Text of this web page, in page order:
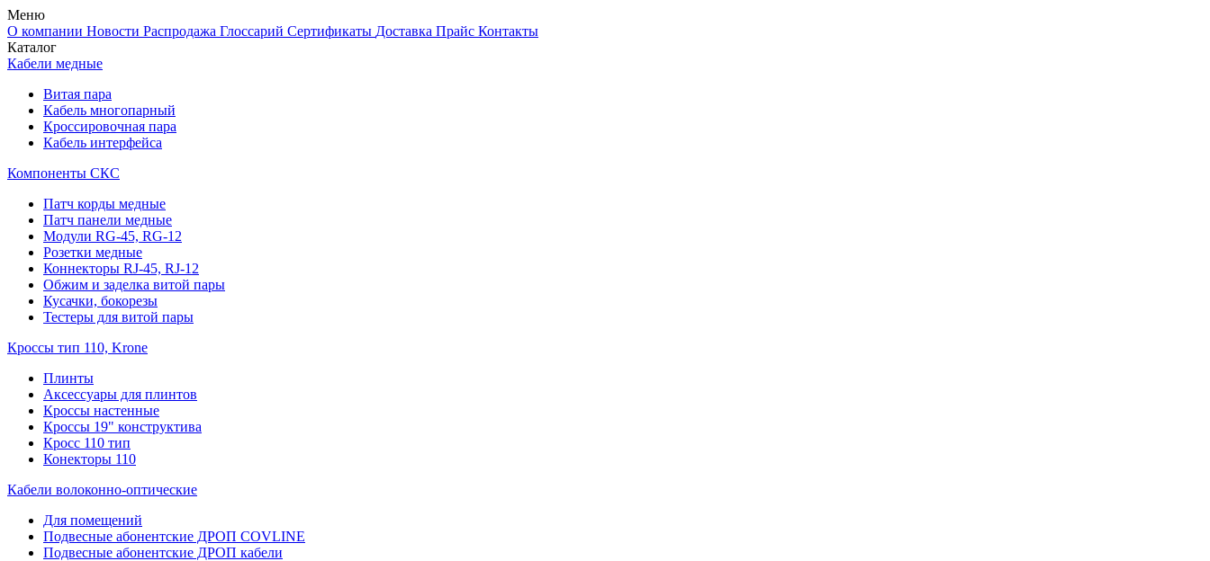
Меню
О компании Новости Распродажа Глоссарий Сертификаты Доставка Прайс Контакты
Каталог
Кабели медные
Витая пара
Кабель многопарный
Кроссировочная пара
Кабель интерфейса
Компоненты СКС
Патч корды медные
Патч панели медные
Модули RG-45, RG-12
Розетки медные
Коннекторы RJ-45, RJ-12
Обжим и заделка витой пары
Кусачки, бокорезы
Тестеры для витой пары
Кроссы тип 110, Krone
Плинты
Аксессуары для плинтов
Кроссы настенные
Кроссы 19" конструктива
Кросс 110 тип
Конекторы 110
Кабели волоконно-оптические
Для помещений
Подвесные абонентские ДРОП COVLINE
Подвесные абонентские ДРОП кабели